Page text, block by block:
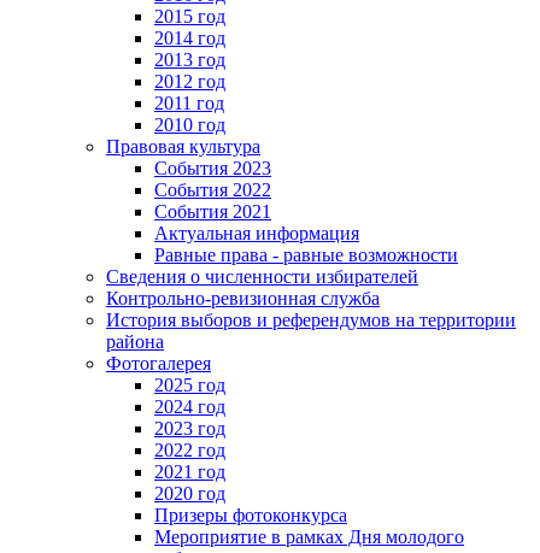
2015 год
2014 год
2013 год
2012 год
2011 год
2010 год
Правовая культура
События 2023
События 2022
События 2021
Актуальная информация
Равные права - равные возможности
Сведения о численности избирателей
Контрольно-ревизионная служба
История выборов и референдумов на территории
района
Фотогалерея
2025 год
2024 год
2023 год
2022 год
2021 год
2020 год
Призеры фотоконкурса
Мероприятие в рамках Дня молодого